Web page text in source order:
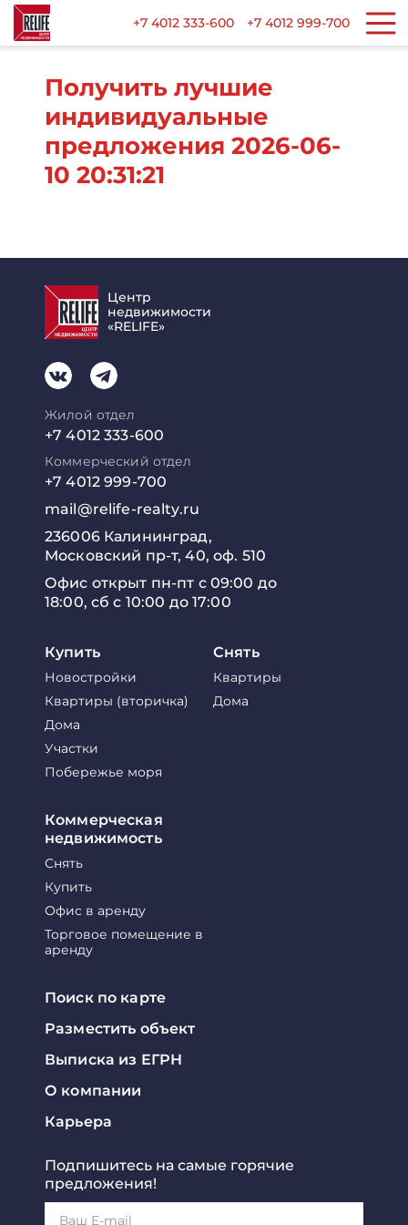
+7 4012 333-600 +7 4012 999-700
Получить лучшие
индивидуальные
предложения 2026-06-
10 20:31:21
Центр
недвижимости
«RELIFE»
Жилой отдел
+7 4012 333-600
Коммерческий отдел
+7 4012 999-700
mail@relife-realty.ru
236006 Калининград,
Московский пр-т, 40, оф. 510
Офис открыт пн-пт с 09:00 до
18:00, сб с 10:00 до 17:00
Купить
Новостройки
Квартиры (вторичка)
Дома
Участки
Побережье моря
Снять
Квартиры
Дома
Коммерческая
недвижимость
Снять
Купить
Офис в аренду
Торговое помещение в
аренду
Поиск по карте
Разместить объект
Выписка из ЕГРН
О компании
Карьера
Подпишитесь на самые горячие
предложения!